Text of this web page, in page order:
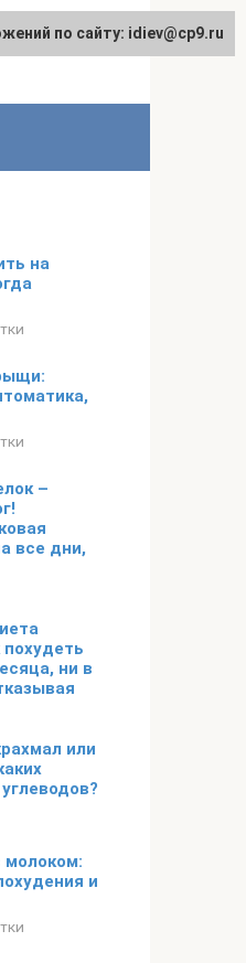
на
–
все дни,
похудеть
ни в
или
молоком:
и
по сайту: idiev@cp9.ru